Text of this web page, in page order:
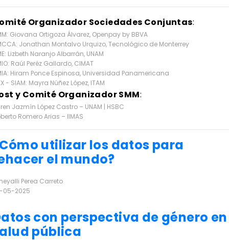
Organizador Sociedades Conjuntas:
Giovana Ortigoza Álvarez, Openpay by BBVA
Jonathan Montalvo Urquizo, Tecnológico de Monterrey
Lizbeth Naranjo Albarrán, UNAM
Raúl Peréz Gallardo, CIMAT
Hiram Ponce Espinosa, Universidad Panamericana
- SIAM: Mayra Núñez López, ITAM
y Comité Organizador SMM:
Jazmín López Castro – UNAM | HSBC
Romero Arias – IIMAS
utilizar los datos para
el mundo?
Perea Carreto
05-2025
con perspectiva de género en
pública